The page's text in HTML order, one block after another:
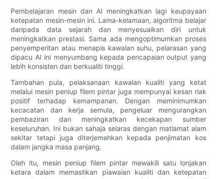
Pembelajaran mesin dan AI meningkatkan lagi keupayaan
ketepatan mesin-mesin ini. Lama-kelamaan, algoritma belajar
daripada data sejarah dan menyesuaikan diri untuk
meningkatkan prestasi. Sama ada mengoptimumkan proses
penyemperitan atau menapis kawalan suhu, pelarasan yang
dipacu AI ini menyumbang kepada pencapaian output yang
lebih konsisten dan berkualiti tinggi.
Tambahan pula, pelaksanaan kawalan kualiti yang ketat
melalui mesin peniup filem pintar juga mempunyai kesan riak
positif terhadap kemampanan. Dengan meminimumkan
kecacatan dan kerja semula, pengeluar mengurangkan
pembaziran dan meningkatkan kecekapan sumber
keseluruhan. Ini bukan sahaja selaras dengan matlamat alam
sekitar tetapi juga diterjemahkan kepada penjimatan kos
dalam jangka masa panjang.
Oleh itu, mesin peniup filem pintar mewakili satu lonjakan
ketara dalam memastikan piawaian kualiti dan ketepatan